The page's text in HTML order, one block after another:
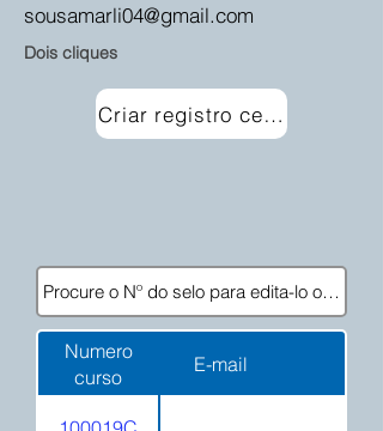
sousamarli04@gmail.com
Dois cliques
Criar registro certificado
Numero
curso
E-mail